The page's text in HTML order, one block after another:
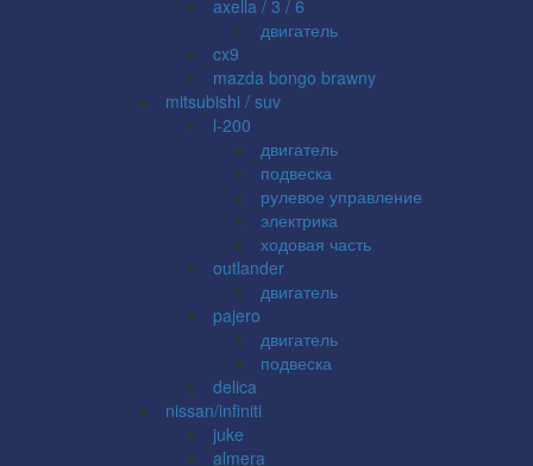
axella / 3 / 6
двигатель
cx9
mazda bongo brawny
mitsubishi / suv
l-200
двигатель
подвеска
рулевое управление
электрика
ходовая часть
outlander
двигатель
pajero
двигатель
подвеска
delica
nissan/infiniti
juke
almera